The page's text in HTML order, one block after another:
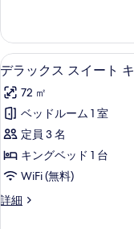
表
示
す
る
ビ
ュ
ー
の
す
べ
て
の
写
ル
ビ
ュ
ー
の
詳
細
ン
グ
ベ
ッ
ド
1
台
喫
煙
ス
イ
ー
キ
ン
グ
ベ
ッ
ド
台
デ
ラ
ッ
ク
ス
ス
ー
7
デラックス スイート
72 ㎡
ベッドルーム 1 室
定員 3 名
キングベッド 1 台
WiFi (無料)
詳細
デ